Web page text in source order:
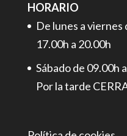
HORARIO
De lunes a viernes
17.00h a 20.00h
Sábado de 09.00h
Por la tarde